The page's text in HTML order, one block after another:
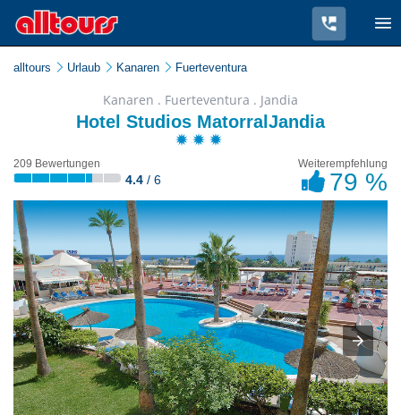
alltours Urlaub Kanaren Fuerteventura
Kanaren . Fuerteventura . Jandia
Hotel Studios MatorralJandia
209 Bewertungen
4.4 / 6
Weiterempfehlung
79 %